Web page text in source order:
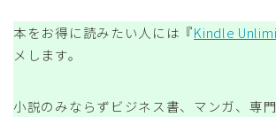
本をお得に読みたい人には『Kindle
メします。
小説のみならずビジネス書、マンガ、専